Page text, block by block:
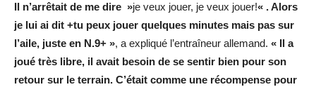
Il n’arrêtait de me dire »je veux jouer, je veux jouer!« . Alors
je lui ai dit +tu peux jouer quelques minutes mais pas sur
l’aile, juste en N.9+ », a expliqué l’entraîneur allemand. « Il a
joué très libre, il avait besoin de se sentir bien pour son
retour sur le terrain. C’était comme une récompense pour